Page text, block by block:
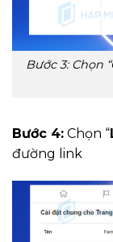
Bước 3: Chọn
Bước 4: Chọn “
đường link